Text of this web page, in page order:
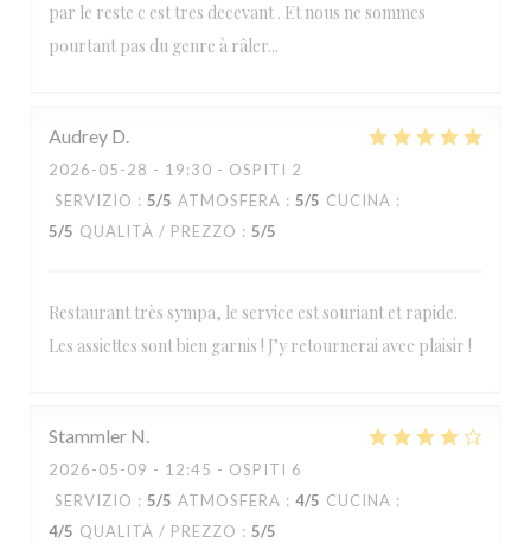
par le reste c est tres decevant . Et nous ne sommes
pourtant pas du genre à râler...
Audrey D
2026-05-28 - 19:30 - OSPITI 2
SERVIZIO : 5/5 ATMOSFERA : 5/5 CUCINA :
5/5 QUALITÀ / PREZZO : 5/5
Restaurant très sympa, le service est souriant et rapide.
Les assiettes sont bien garnis ! J’y retournerai avec plaisir !
Stammler N
2026-05-09 - 12:45 - OSPITI 6
SERVIZIO : 5/5 ATMOSFERA : 4/5 CUCINA :
4/5 QUALITÀ / PREZZO : 5/5